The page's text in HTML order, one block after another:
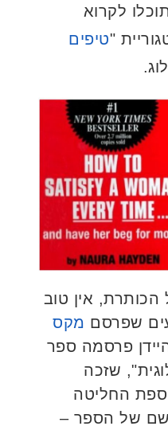
לקרוא
"טיפים
אין טוב
שפרסם מקס
פרסמה ספר
שזכה
החליטה
של הספר –